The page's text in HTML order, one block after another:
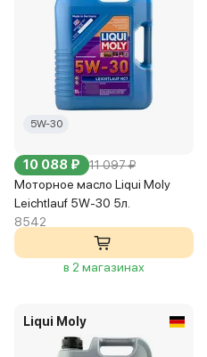
5W-30
10 088 ₽ 11 097 ₽
Моторное масло Liqui Moly
Leichtlauf 5W-30 5л.
8542
в 2 магазинах
Liqui Moly